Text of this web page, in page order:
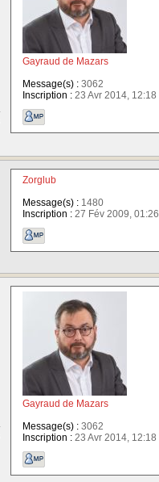
Gayraud de Mazars
Message(s) :3062
Inscription :23 Avr 2014, 12:18
Zorglub
Message(s) :1480
Inscription :27 Fév 2009, 01:26
Gayraud de Mazars
Message(s) :3062
Inscription :23 Avr 2014, 12:18